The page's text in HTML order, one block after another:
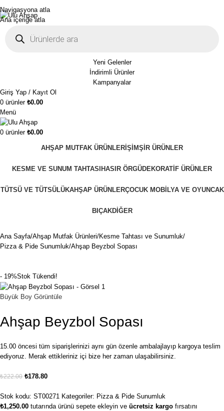
Navigasyona atla
Ana içeriğe atla
Yeni Gelenler
İndirimli Ürünler
Kampanyalar
Giriş Yap / Kayıt Ol
0 ürünler ₺0.00
Menü
0 ürünler ₺0.00
AHŞAP MUTFAK ÜRÜNLERI ŞIMŞIR ÜRÜNLER
KESME VE SUNUM TAHTASI HASIR ÖRGÜDEKORATIF ÜRÜNLER
TÜTSÜ VE TÜTSÜLÜKAHŞAP ÜRÜNLERÇOCUK MOBILYA VE OYUNCAK
BIÇAKDIĞER
Ana Sayfa Ahşap Mutfak Ürünleri Kesme Tahtası ve Sunumluk
Pizza & Pide Sunumluk Ahşap Beyzbol Sopası
- 19%Stok Tükendi!
Büyük Boy Görüntüle
Ahşap Beyzbol Sopası
15.00 öncesi tüm siparişlerinizi aynı gün özenle ambalajlayıp kargoya teslim
ediyoruz. Merak ettikleriniz içi bize her zaman ulaşabilirsiniz.
₺222.00 ₺178.80
Stok kodu: ST00271 Kategoriler: Pizza & Pide Sunumluk
₺1,250.00 tutarında ürünü sepete ekleyin ve ücretsiz kargo fırsatını